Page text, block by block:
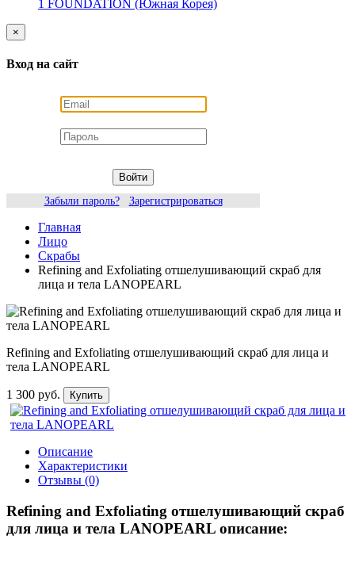
1 FOUNDATION (Южная Корея)
×
Вход на сайт
Войти
Забыли пароль?
Зарегистрироваться
Главная
Лицо
Скрабы
Refining and Exfoliating отшелушивающий скраб для
лица и тела LANOPEARL
Refining and Exfoliating отшелушивающий скраб для лица и
тела LANOPEARL
1 300 руб. Купить
Описание
Характеристики
Отзывы (0)
Refining and Exfoliating отшелушивающий скраб
для лица и тела LANOPEARL описание: